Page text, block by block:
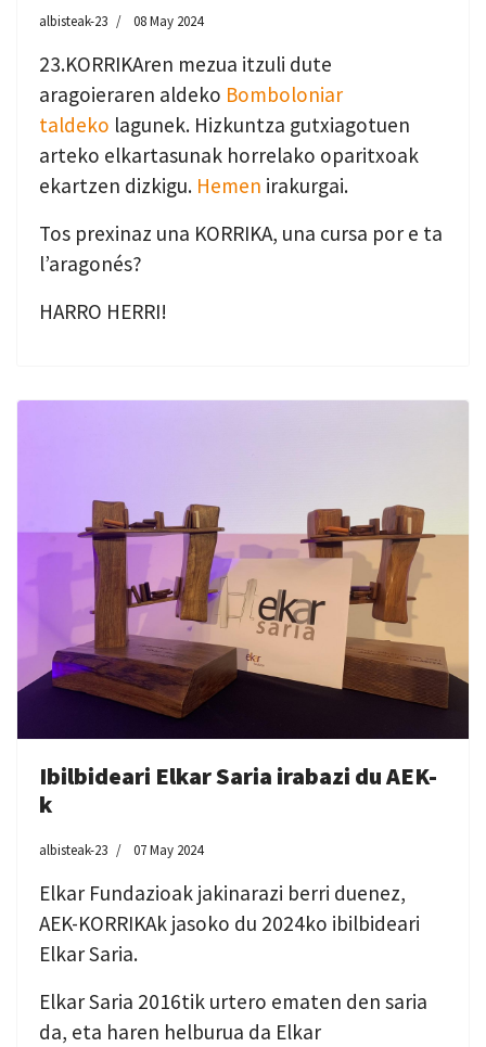
albisteak-23 08 May 2024
23.KORRIKAren mezua itzuli dute
aragoieraren aldeko Bomboloniar
taldeko lagunek. Hizkuntza gutxiagotuen
arteko elkartasunak horrelako oparitxoak
ekartzen dizkigu. Hemen irakurgai.
Tos prexinaz una KORRIKA, una cursa por e ta
l’aragonés?
HARRO HERRI!
Ibilbideari Elkar Saria irabazi du AEK-
k
albisteak-23 07 May 2024
Elkar Fundazioak jakinarazi berri duenez,
AEK-KORRIKAk jasoko du 2024ko ibilbideari
Elkar Saria.
Elkar Saria 2016tik urtero ematen den saria
da, eta haren helburua da Elkar